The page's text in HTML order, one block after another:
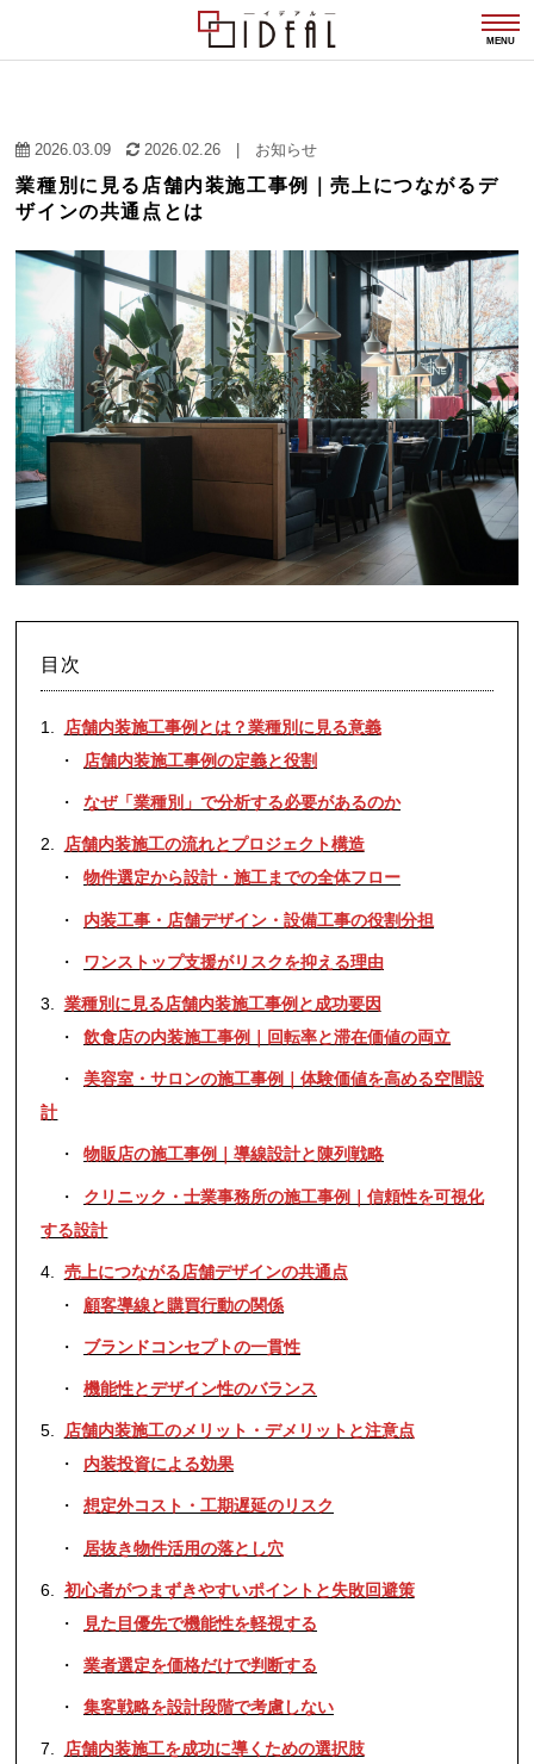
MENU
2026.03.09 2026.02.26 お知らせ
業種別に見る店舗内装施工事例｜売上につながるデ
ザインの共通点とは
目次
店舗内装施工事例とは？業種別に見る意義
店舗内装施工事例の定義と役割
なぜ「業種別」で分析する必要があるのか
店舗内装施工の流れとプロジェクト構造
物件選定から設計・施工までの全体フロー
内装工事・店舗デザイン・設備工事の役割分担
ワンストップ支援がリスクを抑える理由
業種別に見る店舗内装施工事例と成功要因
飲食店の内装施工事例｜回転率と滞在価値の両立
美容室・サロンの施工事例｜体験価値を高める空間設
計
物販店の施工事例｜導線設計と陳列戦略
クリニック・士業事務所の施工事例｜信頼性を可視化
する設計
売上につながる店舗デザインの共通点
顧客導線と購買行動の関係
ブランドコンセプトの一貫性
機能性とデザイン性のバランス
店舗内装施工のメリット・デメリットと注意点
内装投資による効果
想定外コスト・工期遅延のリスク
居抜き物件活用の落とし穴
初心者がつまずきやすいポイントと失敗回避策
見た目優先で機能性を軽視する
業者選定を価格だけで判断する
集客戦略を設計段階で考慮しない
店舗内装施工を成功に導くための選択肢